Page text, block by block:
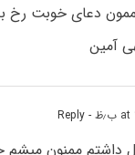
دعای خوبت رخ
آمین
- Reply
داشتم ممنون میشم